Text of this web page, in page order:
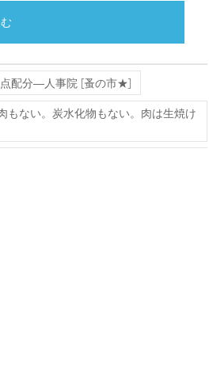
配分―人事院 [蚤の市★]
もない。炭水化物もない。肉は生焼け